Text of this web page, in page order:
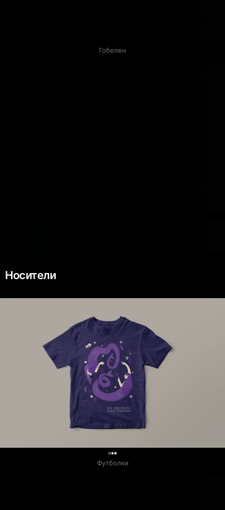
Гобелен
Носители
Связанные карточки | 3
Футболки